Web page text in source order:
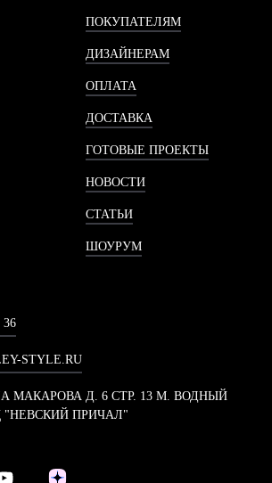
ПОКУПАТЕЛЯМ
ДИЗАЙНЕРАМ
ОПЛАТА
ДОСТАВКА
ГОТОВЫЕ ПРОЕКТЫ
НОВОСТИ
СТАТЬИ
ШОУРУМ
36
STYLE.RU
МАКАРОВА Д. 6 СТР. 13 М. ВОДНЫЙ
"НЕВСКИЙ ПРИЧАЛ"